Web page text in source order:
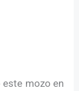
este mozo en